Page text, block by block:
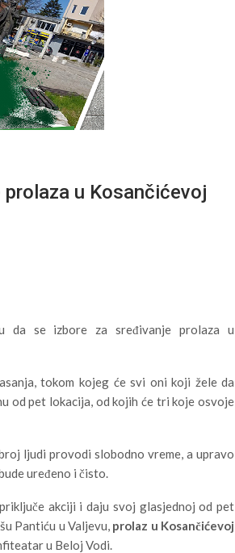
prolaza u Kosančićevoj
da se izbore za sređivanje prolaza u
tokom kojeg će svi oni koji žele da
od pet lokacija, od kojih će tri koje osvoje
ljudi provodi slobodno vreme, a upravo
uređeno i čisto.
akciji i daju svoj glasjednoj od pet
Pantiću u Valjevu, prolaz u Kosančićevoj
u Beloj Vodi.